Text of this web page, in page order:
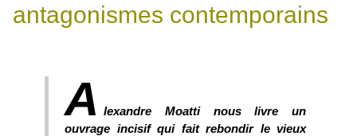
antagonismes contemporains
A lexandre Moatti nous livre un
ouvrage incisif qui fait rebondir le vieux